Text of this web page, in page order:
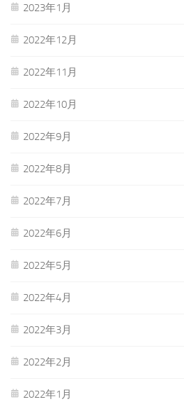
2023年1月
2022年12月
2022年11月
2022年10月
2022年9月
2022年8月
2022年7月
2022年6月
2022年5月
2022年4月
2022年3月
2022年2月
2022年1月